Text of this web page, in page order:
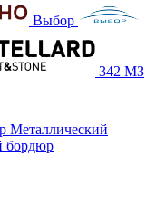
Выбор
342 МЗ
Металлический
бордюр